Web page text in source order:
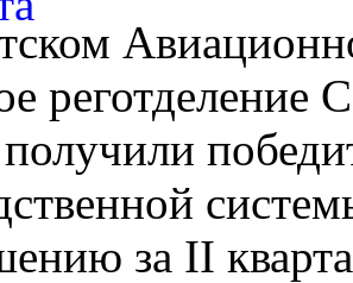
за II